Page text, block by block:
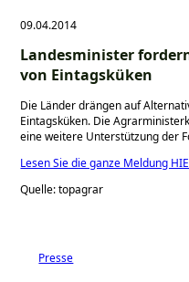
09.04.2014
Landesminister
von Eintagsküken
Die Länder drängen auf
Eintagsküken. Die
eine weitere Unterstützung der
Lesen Sie die ganze Meldung
Quelle: topagrar
Presse